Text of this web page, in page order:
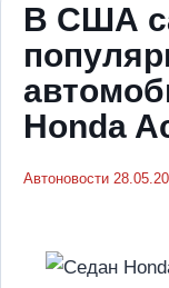
В США
Honda
Автоновости